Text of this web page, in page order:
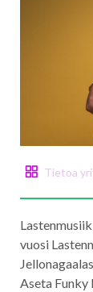
Tietoa
vuosi
Aseta Funky